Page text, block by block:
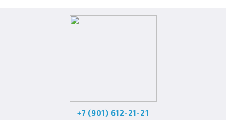
+7 (901) 612-21-21